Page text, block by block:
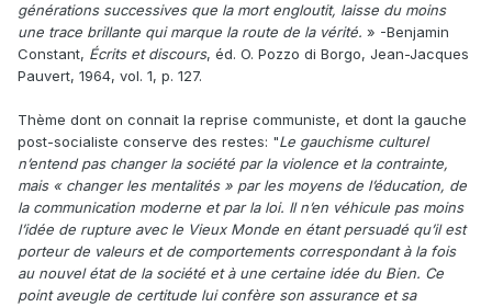
générations successives que la mort engloutit, laisse du moins
une trace brillante qui marque la route de la vérité. » -Benjamin
Constant, Écrits et discours, éd. O. Pozzo di Borgo, Jean-Jacques
Pauvert, 1964, vol. 1, p. 127.
Thème dont on connait la reprise communiste, et dont la gauche
post-socialiste conserve des restes: "Le gauchisme culturel
n’entend pas changer la société par la violence et la contrainte,
mais « changer les mentalités » par les moyens de l’éducation, de
la communication moderne et par la loi. Il n’en véhicule pas moins
l’idée de rupture avec le Vieux Monde en étant persuadé qu’il est
porteur de valeurs et de comportements correspondant à la fois
au nouvel état de la société et à une certaine idée du Bien. Ce
point aveugle de certitude lui confère son assurance et sa